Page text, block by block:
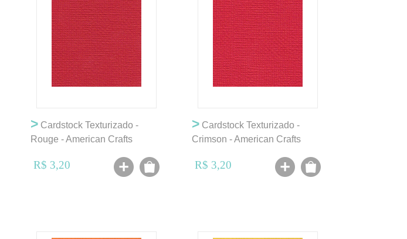
>Cardstock Texturizado -
Rouge - American Crafts
R$ 3,20
>Cardstock Texturizado -
Crimson - American Crafts
R$ 3,20